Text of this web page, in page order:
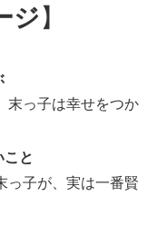
ジ 】
末っ子は幸せをつか
こと
っ子が、実は一番賢